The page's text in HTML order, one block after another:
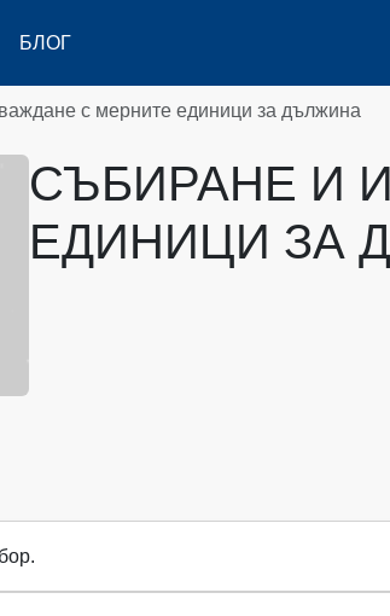
БЛОГ
с мерните единици за дължина
СЪБИРАНЕ И
ЕДИНИЦИ ЗА